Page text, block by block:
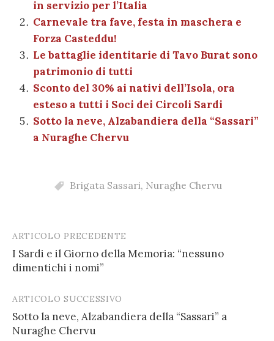
o
o
k
p
p
m
vi
di
in servizio per l’Italia
Carnevale tra fave, festa in maschera e
Forza Casteddu!
Le battaglie identitarie di Tavo Burat sono
patrimonio di tutti
Sconto del 30% ai nativi dell’Isola, ora
esteso a tutti i Soci dei Circoli Sardi
Sotto la neve, Alzabandiera della “Sassari”
a Nuraghe Chervu
Brigata Sassari, Nuraghe Chervu
Post
navigation
ARTICOLO PRECEDENTE
I Sardi e il Giorno della Memoria: “nessuno
dimentichi i nomi”
ARTICOLO SUCCESSIVO
Sotto la neve, Alzabandiera della “Sassari” a
Nuraghe Chervu